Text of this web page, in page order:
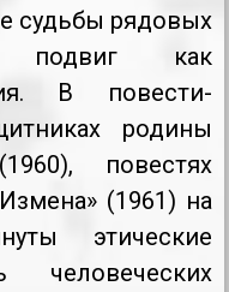
судьбы рядовых
подвиг как
В повести-
родины
повестях
(1961) на
этические
человеческих